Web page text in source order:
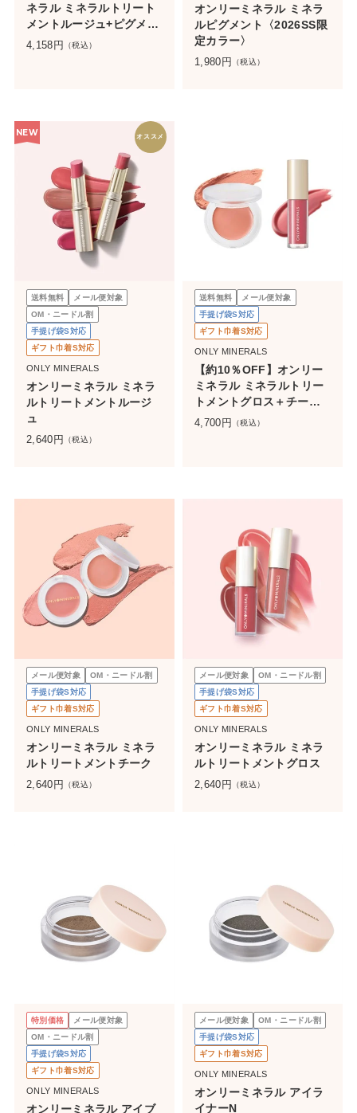
ネラル ミネラルトリート
メントルージュ+ピグメン
トセット
4,158 円 （税込）
オンリーミネラル ミネラ
ルピグメント〈2026SS限
定カラー〉
1,980 円 （税込）
NEW オススメ
送料無料
メール便対象
OM・ニードル割
手提げ袋S対応
ギフト巾着S対応
ONLY MINERALS
オンリーミネラル ミネラ
ルトリートメントルージ
ュ
2,640 円 （税込）
送料無料
メール便対象
手提げ袋S対応
ギフト巾着S対応
ONLY MINERALS
【約10％OFF】オンリー
ミネラル ミネラルトリー
トメントグロス＋チーク
セット
4,700 円 （税込）
メール便対象
OM・ニードル割
手提げ袋S対応
ギフト巾着S対応
ONLY MINERALS
オンリーミネラル ミネラ
ルトリートメントチーク
2,640 円 （税込）
メール便対象
OM・ニードル割
手提げ袋S対応
ギフト巾着S対応
ONLY MINERALS
オンリーミネラル ミネラ
ルトリートメントグロス
2,640 円 （税込）
特別価格
メール便対象
OM・ニードル割
手提げ袋S対応
ギフト巾着S対応
ONLY MINERALS
オンリーミネラル アイブ
メール便対象
OM・ニードル割
手提げ袋S対応
ギフト巾着S対応
ONLY MINERALS
オンリーミネラル アイラ
イナーN